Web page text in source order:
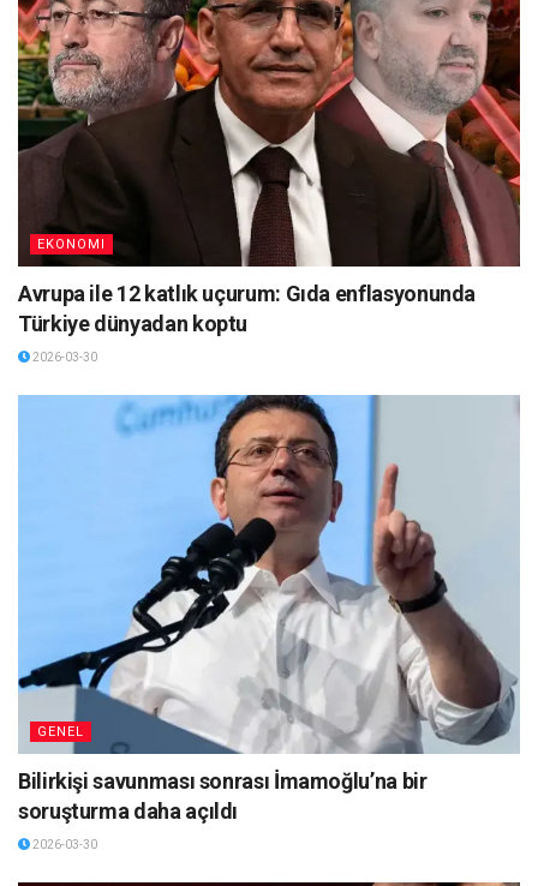
EKONOMI
Avrupa ile 12 katlık uçurum: Gıda enflasyonunda
Türkiye dünyadan koptu
2026-03-30
GENEL
Bilirkişi savunması sonrası İmamoğlu’na bir
soruşturma daha açıldı
2026-03-30